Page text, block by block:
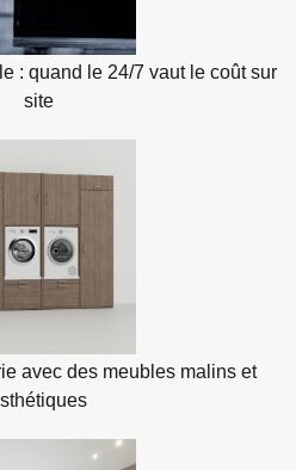
: quand le 24/7 vaut le coût sur
site
avec des meubles malins et